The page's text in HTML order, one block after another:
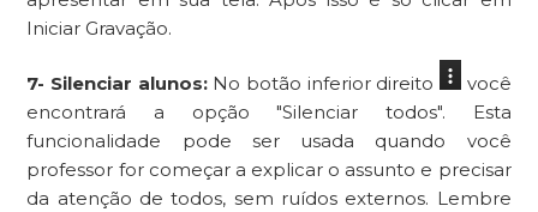
Iniciar Gravação.
7- Silenciar alunos: No botão inferior direito
você
encontrará a opção "Silenciar todos". Esta
funcionalidade pode ser usada quando você
professor for começar a explicar o assunto e precisar
da atenção de todos, sem ruídos externos. Lembre